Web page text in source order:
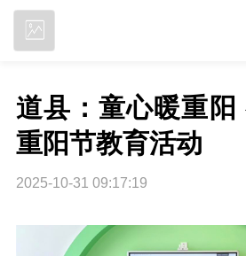
道县：童心暖重阳
重阳节教育活动
2025-10-31 09:17:19